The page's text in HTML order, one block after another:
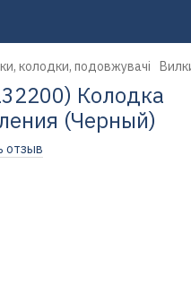
колодки, подовжувачі
Колодка
(Черный)
отзыв